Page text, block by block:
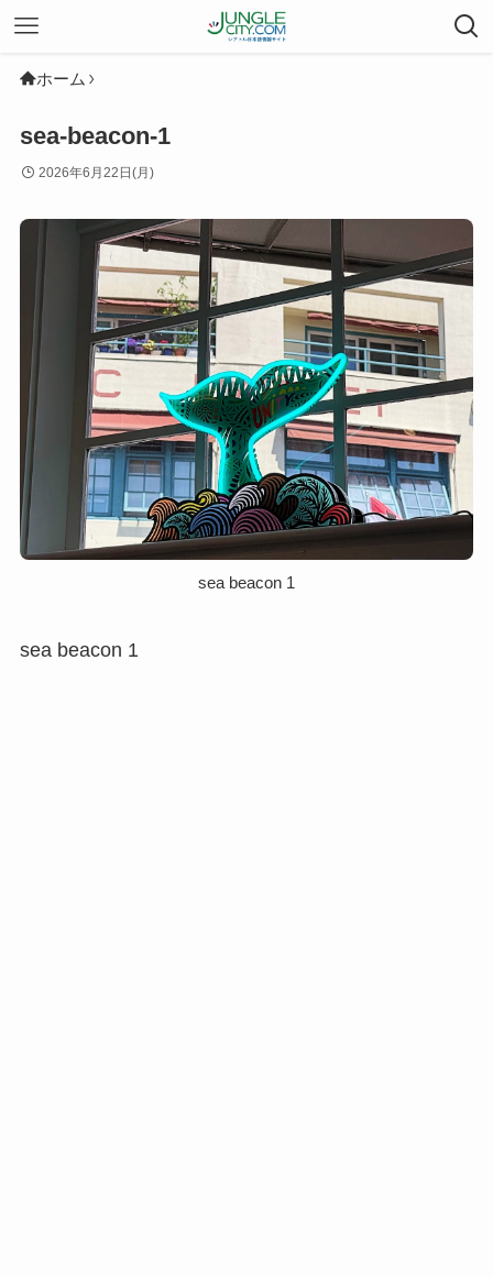
ホーム
sea-beacon-1
2026年6月22日(月)
sea beacon 1
sea beacon 1